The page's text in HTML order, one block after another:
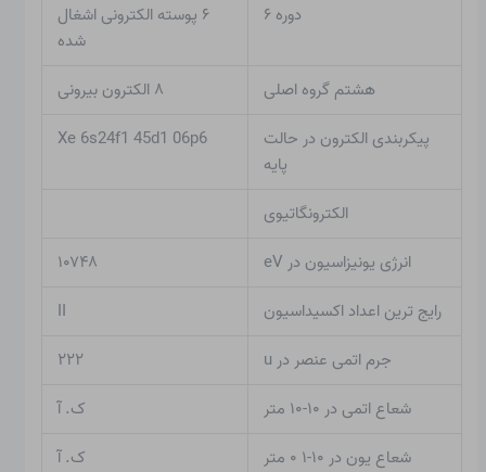
دوره ۶
۶ پوسته الکترونی اشغال
شده
هشتم گروه اصلی
۸ الکترون بیرونی
پیکربندی الکترون در حالت
پایه
Xe 6s24f1 45d1 06p6
الکترونگاتیوی
انرژی یونیزاسیون در eV
۱۰۷۴۸
رایج ترین اعداد اکسیداسیون
II
جرم اتمی عنصر در u
۲۲۲
شعاع اتمی در ۱۰-۱۰ متر
ک. آ
شعاع یون در ۱۰-۱ ۰ متر
ک. آ